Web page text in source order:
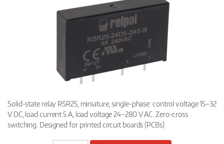
Solid-state relay RSR25, miniature, single-phase: control voltage 15–32
V DC, load current 5 A, load voltage 24–280 V AC. Zero-cross
switching. Designed for printed circuit boards (PCBs).